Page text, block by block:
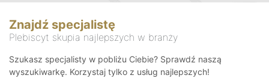
Znajdź specjalistę
Plebiscyt skupia najlepszych w branży
Szukasz specjalisty w pobliżu Ciebie? Sprawdź naszą
wyszukiwarkę. Korzystaj tylko z usług najlepszych!